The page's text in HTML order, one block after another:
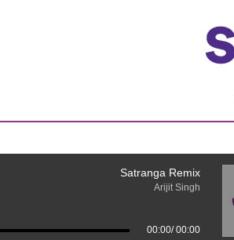
Satranga Remix
Arijit Singh
00:00
/
00:00